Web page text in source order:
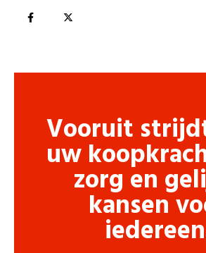
Vooruit
uw
zorg en
kansen